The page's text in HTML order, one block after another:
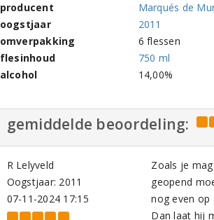
producent
Marqués de
oogstjaar
2011
omverpakking
6 flessen
flesinhoud
750 ml
alcohol
14,00%
gemiddelde beoordeling:
R Lelyveld
Oogstjaar: 2011
07-11-2024 17:15
Zoals je
geopend
nog even op
Dan laat hij